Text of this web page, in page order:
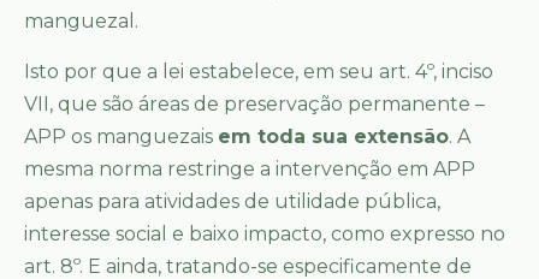
manguezal.
Isto por que a lei estabelece, em seu art. 4º, inciso
VII, que são áreas de preservação permanente –
APP os manguezais em toda sua extensão. A
mesma norma restringe a intervenção em APP
apenas para atividades de utilidade pública,
interesse social e baixo impacto, como expresso no
art. 8º. E ainda, tratando-se especificamente de